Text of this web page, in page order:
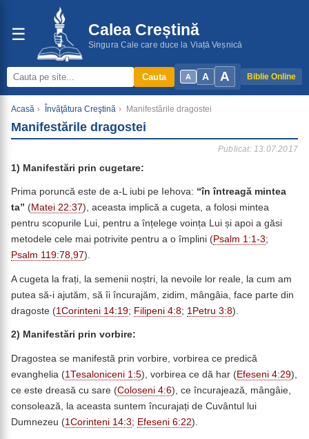
☰ Calea Creștină
Singura Cale care duce la Viață Veșnică
A A A Biblie Online
Cauta
Acasă › Învăţătura Creştină › Manifestările dragostei
Manifestările dragostei
Publicat: 13.07.2017
1) Manifestări prin cugetare:
Prima poruncă este de a-L iubi pe Iehova: “în întreagă mintea
ta” (Matei 22:37), aceasta implică a cugeta, a folosi mintea
pentru scopurile Lui, pentru a înțelege voința Lui și apoi a găsi
metodele cele mai potrivite pentru a o împlini (Psalm 1:1-3;
Psalm 119:78,97).
A cugeta la frați, la semenii noștri, la nevoile lor reale, la cum am
putea să-i ajutăm, să îi încurajăm, zidim, mângâia, face parte din
dragoste (1Corinteni 14:19; Filipeni 4:8; 1Petru 3:8).
2) Manifestări prin vorbire:
Dragostea se manifestă prin vorbire, vorbirea ce predică
evanghelia (1Tesaloniceni 1:5), vorbirea ce dă har (Efeseni 4:29),
ce este dreasă cu sare (Coloseni 4:6), ce încurajează, mângâie,
consolează, la aceasta suntem încurajați de Cuvântul lui
Dumnezeu (1Corinteni 14:3; Efeseni 6:22).